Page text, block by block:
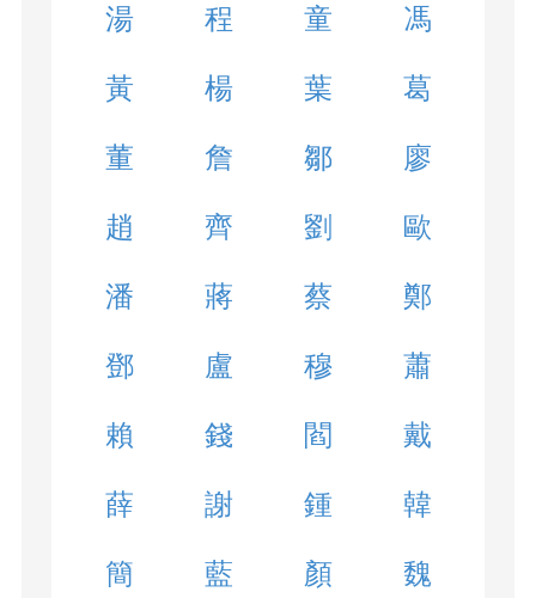
湯 程 童 馮
黃 楊 葉 葛
董 詹 鄒 廖
趙 齊 劉 歐
潘 蔣 蔡 鄭
鄧 盧 穆 蕭
賴 錢 閻 戴
薛 謝 鍾 韓
簡 藍 顏 魏